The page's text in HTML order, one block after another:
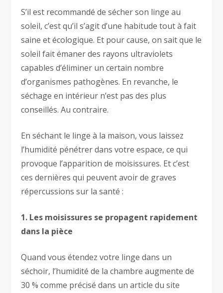
S’il est recommandé de sécher son linge au
soleil, c’est qu’il s’agit d’une habitude tout à fait
saine et écologique. Et pour cause, on sait que le
soleil fait émaner des rayons ultraviolets
capables d’éliminer un certain nombre
d’organismes pathogènes. En revanche, le
séchage en intérieur n’est pas des plus
conseillés. Au contraire.
En séchant le linge à la maison, vous laissez
l’humidité pénétrer dans votre espace, ce qui
provoque l’apparition de moisissures. Et c’est
ces dernières qui peuvent avoir de graves
répercussions sur la santé :
1. Les moisissures se propagent rapidement
dans la pièce
Quand vous étendez votre linge dans un
séchoir, l’humidité de la chambre augmente de
30 % comme précisé dans un article du site